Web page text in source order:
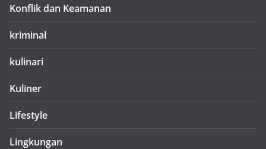
Konflik dan Keamanan
kriminal
kulinari
Kuliner
Lifestyle
Lingkungan